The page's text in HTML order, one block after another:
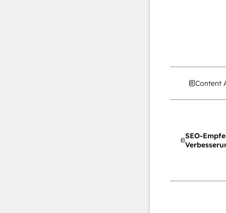
Content
SEO-